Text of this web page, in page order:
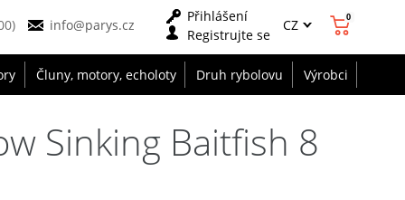
info@parys.cz
Přihlášení
Registrujte se
CZ 0
Čluny, motory, echoloty Druh rybolovu Výrobci
Sinking Baitfish 8